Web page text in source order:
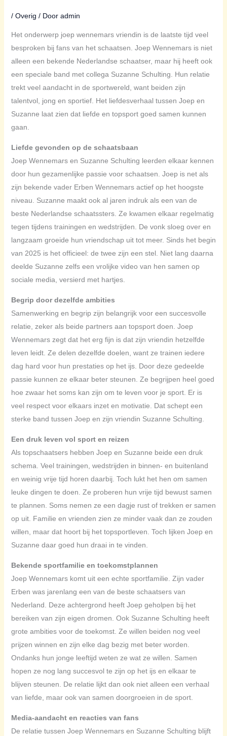
/ Overig / Door admin
Het onderwerp joep wennemars vriendin is de laatste tijd veel
besproken bij fans van het schaatsen. Joep Wennemars is niet
alleen een bekende Nederlandse schaatser, maar hij heeft ook
een speciale band met collega Suzanne Schulting. Hun relatie
trekt veel aandacht in de sportwereld, want beiden zijn
talentvol, jong en sportief. Het liefdesverhaal tussen Joep en
Suzanne laat zien dat liefde en topsport goed samen kunnen
gaan.
Liefde gevonden op de schaatsbaan
Joep Wennemars en Suzanne Schulting leerden elkaar kennen
door hun gezamenlijke passie voor schaatsen. Joep is net als
zijn bekende vader Erben Wennemars actief op het hoogste
niveau. Suzanne maakt ook al jaren indruk als een van de
beste Nederlandse schaatssters. Ze kwamen elkaar regelmatig
tegen tijdens trainingen en wedstrijden. De vonk sloeg over en
langzaam groeide hun vriendschap uit tot meer. Sinds het begin
van 2025 is het officieel: de twee zijn een stel. Niet lang daarna
deelde Suzanne zelfs een vrolijke video van hen samen op
sociale media, versierd met hartjes.
Begrip door dezelfde ambities
Samenwerking en begrip zijn belangrijk voor een succesvolle
relatie, zeker als beide partners aan topsport doen. Joep
Wennemars zegt dat het erg fijn is dat zijn vriendin hetzelfde
leven leidt. Ze delen dezelfde doelen, want ze trainen iedere
dag hard voor hun prestaties op het ijs. Door deze gedeelde
passie kunnen ze elkaar beter steunen. Ze begrijpen heel goed
hoe zwaar het soms kan zijn om te leven voor je sport. Er is
veel respect voor elkaars inzet en motivatie. Dat schept een
sterke band tussen Joep en zijn vriendin Suzanne Schulting.
Een druk leven vol sport en reizen
Als topschaatsers hebben Joep en Suzanne beide een druk
schema. Veel trainingen, wedstrijden in binnen- en buitenland
en weinig vrije tijd horen daarbij. Toch lukt het hen om samen
leuke dingen te doen. Ze proberen hun vrije tijd bewust samen
te plannen. Soms nemen ze een dagje rust of trekken er samen
op uit. Familie en vrienden zien ze minder vaak dan ze zouden
willen, maar dat hoort bij het topsportleven. Toch lijken Joep en
Suzanne daar goed hun draai in te vinden.
Bekende sportfamilie en toekomstplannen
Joep Wennemars komt uit een echte sportfamilie. Zijn vader
Erben was jarenlang een van de beste schaatsers van
Nederland. Deze achtergrond heeft Joep geholpen bij het
bereiken van zijn eigen dromen. Ook Suzanne Schulting heeft
grote ambities voor de toekomst. Ze willen beiden nog veel
prijzen winnen en zijn elke dag bezig met beter worden.
Ondanks hun jonge leeftijd weten ze wat ze willen. Samen
hopen ze nog lang succesvol te zijn op het ijs en elkaar te
blijven steunen. De relatie lijkt dan ook niet alleen een verhaal
van liefde, maar ook van samen doorgroeien in de sport.
Media-aandacht en reacties van fans
De relatie tussen Joep Wennemars en Suzanne Schulting blijft